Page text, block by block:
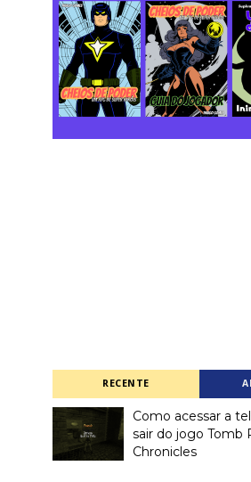
RECENTE
Como acessar a
sair do jogo Tomb
Chronicles